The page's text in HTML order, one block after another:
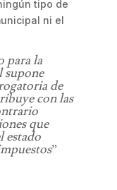
tipo de
ni el
para la
supone
de
con las
que
estado
”